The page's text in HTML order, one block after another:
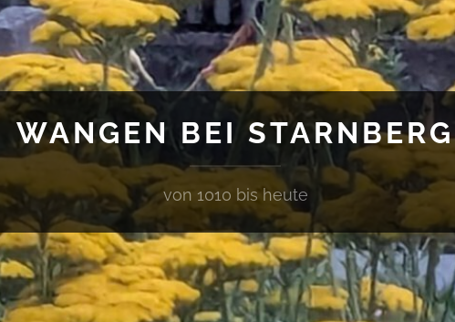
WANGEN BEI STARNBERG
von 1010 bis heute